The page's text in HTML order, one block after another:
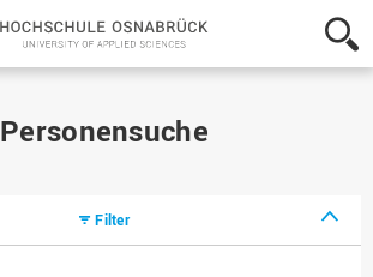
Hochschule
Osnabrück
-
Personensuche
Filter